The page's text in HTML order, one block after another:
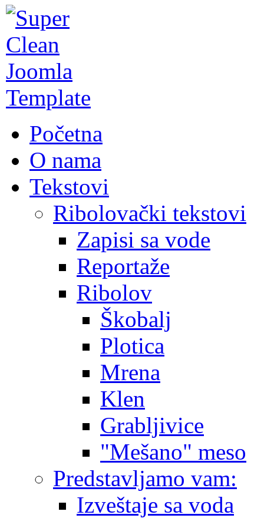
Početna
O nama
Tekstovi
Ribolovački tekstovi
Zapisi sa vode
Reportaže
Ribolov
Škobalj
Plotica
Mrena
Klen
Grabljivice
"Mešano" meso
Predstavljamo vam:
Izveštaje sa voda